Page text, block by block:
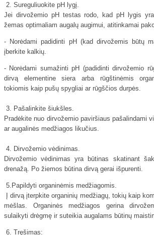
2. Sureguliuokite pH lygį.
Jei dirvožemio pH testas rodo, kad pH lygis
žemas optimaliam augalų augimui, atitinkamai
- Norėdami padidinti pH (kad dirvožemis būtų
įberkite kalkių.
- Norėdami sumažinti pH (padidinti dirvožemio
dirvą elementine siera arba rūgštinėmis
tokiomis kaip pušų spygliai ar rūgščios durpės.
3. Pašalinkite šiukšles.
Pradėkite nuo dirvožemio paviršiaus pašalindami
ar augalinės medžiagos likučius.
4. Dirvožemio vėdinimas.
Dirvožemio vėdinimas yra būtinas skatinant
drenažą. Po žiemos būtina dirvą gerai išpurenti.
5.Papildyti organinėmis medžiagomis.
Į dirvą įterpkite organinių medžiagų, tokių kaip
mėšlas. Organinės medžiagos gerina
sulaikyti drėgmę ir suteikia augalams būtinų
6. Tręšimas: